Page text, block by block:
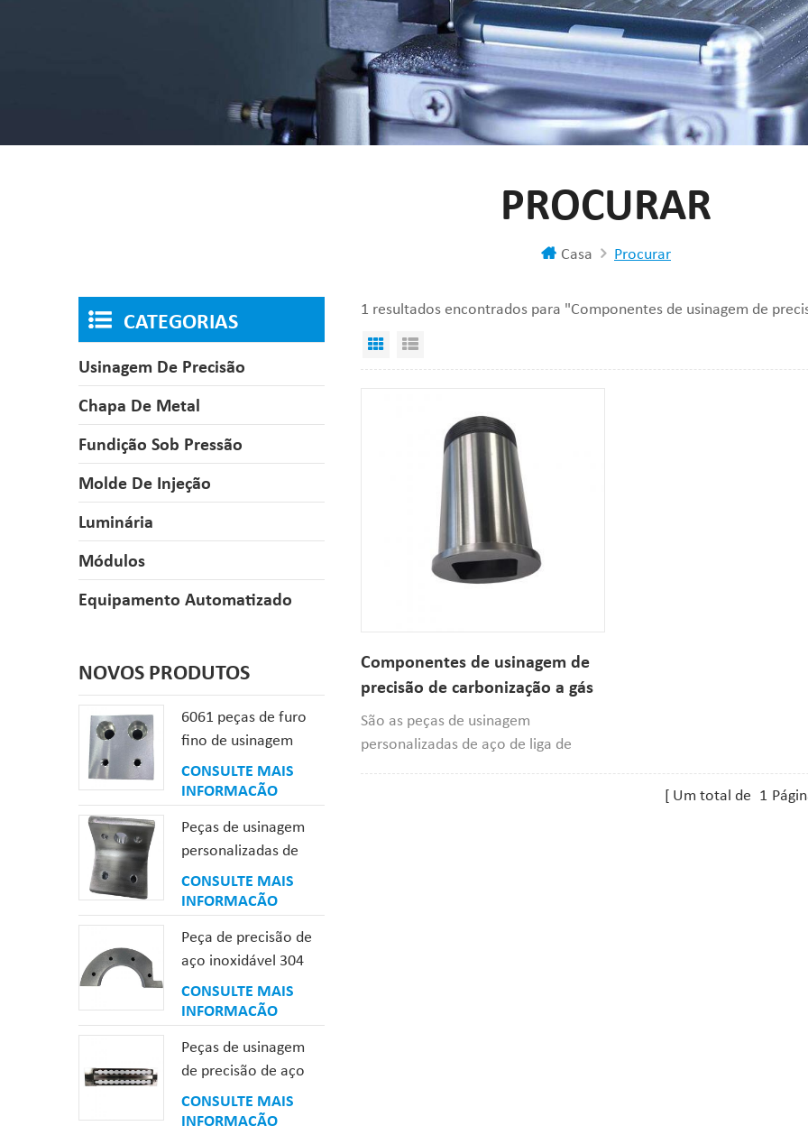
PROCURAR
Casa Procurar
1 resultados encontrados para "Componentes de usinagem de
Visualização em grade
Componentes de usinagem de
precisão de carbonização a gás
de aço de liga de baixo carbono
São as peças de usinagem
personalizadas de aço de liga de
Um total de 1
CATEGORIAS
Usinagem De Precisão
Chapa De Metal
Fundição Sob Pressão
Molde De Injeção
Luminária
Módulos
Equipamento Automatizado
NOVOS PRODUTOS
6061 peças de furo
fino de usinagem
personalizada CNC
de alumínio
CONSULTE MAIS
INFORMAÇÃO
Peças de usinagem
personalizadas de
precisão de alumínio
6082
CONSULTE MAIS
INFORMAÇÃO
Peça de precisão de
aço inoxidável 304
laminada a quente
CONSULTE MAIS
INFORMAÇÃO
Peças de usinagem
de precisão de aço
temperado niquelado
sem eletrodo
CONSULTE MAIS
INFORMAÇÃO